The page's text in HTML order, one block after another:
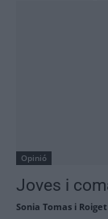
Opinió
Joves i
Sonia Tomas i Roiget